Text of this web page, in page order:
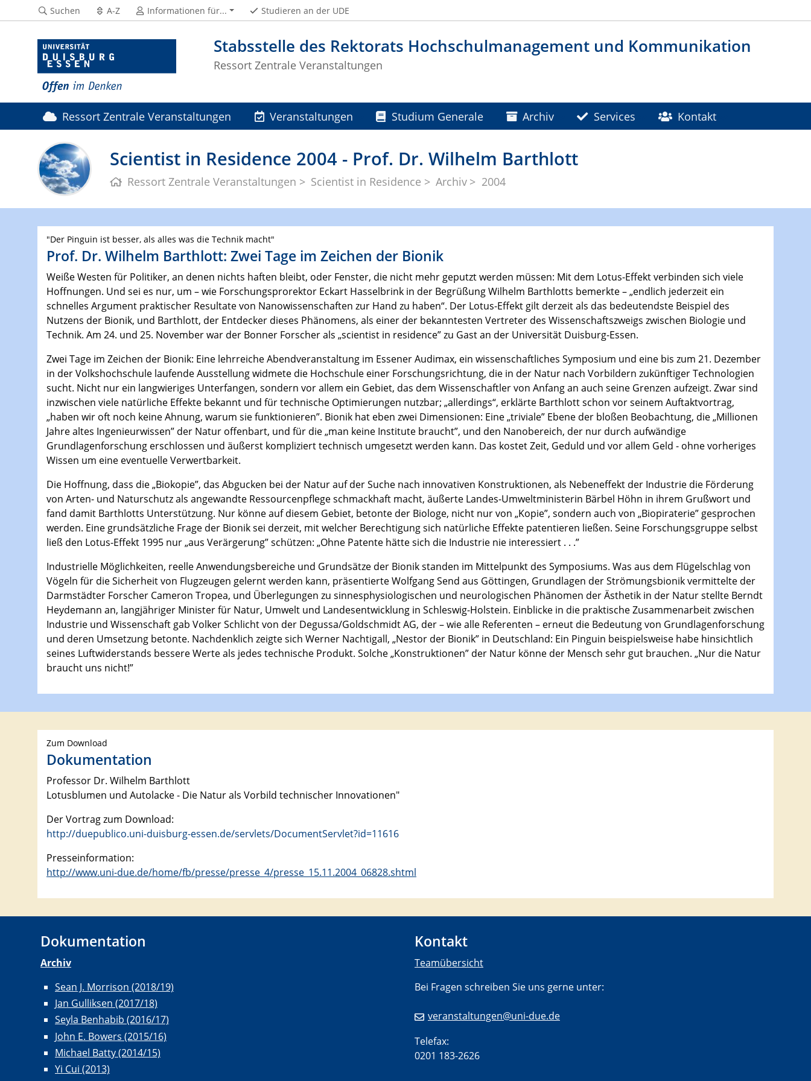
Stabsstelle des Rektorats Hochschulmanagement und Kommunikation
Ressort Zentrale Veranstaltungen
Suchen A-Z Informationen für... Studieren an der UDE
Ressort Zentrale Veranstaltungen Veranstaltungen Studium Generale Archiv Services Kontakt
Scientist in Residence 2004 - Prof. Dr. Wilhelm Barthlott
Ressort Zentrale Veranstaltungen Scientist in Residence Archiv 2004
"Der Pinguin ist besser, als alles was die Technik macht"
Prof. Dr. Wilhelm Barthlott: Zwei Tage im Zeichen der Bionik
Weiße Westen für Politiker, an denen nichts haften bleibt, oder Fenster, die nicht mehr geputzt werden müssen: Mit dem Lotus-Effekt verbinden sich viele
Hoffnungen. Und sei es nur, um – wie Forschungsprorektor Eckart Hasselbrink in der Begrüßung Wilhelm Barthlotts bemerkte – „endlich jederzeit ein
schnelles Argument praktischer Resultate von Nanowissenschaften zur Hand zu haben“. Der Lotus-Effekt gilt derzeit als das bedeutendste Beispiel des
Nutzens der Bionik, und Barthlott, der Entdecker dieses Phänomens, als einer der bekanntesten Vertreter des Wissenschaftszweigs zwischen Biologie und
Technik. Am 24. und 25. November war der Bonner Forscher als „scientist in residence” zu Gast an der Universität Duisburg-Essen.
Zwei Tage im Zeichen der Bionik: Eine lehrreiche Abendveranstaltung im Essener Audimax, ein wissenschaftliches Symposium und eine bis zum 21. Dezember
in der Volkshochschule laufende Ausstellung widmete die Hochschule einer Forschungsrichtung, die in der Natur nach Vorbildern zukünftiger Technologien
sucht. Nicht nur ein langwieriges Unterfangen, sondern vor allem ein Gebiet, das dem Wissenschaftler von Anfang an auch seine Grenzen aufzeigt. Zwar sind
inzwischen viele natürliche Effekte bekannt und für technische Optimierungen nutzbar; „allerdings“, erklärte Barthlott schon vor seinem Auftaktvortrag,
„haben wir oft noch keine Ahnung, warum sie funktionieren”. Bionik hat eben zwei Dimensionen: Eine „triviale” Ebene der bloßen Beobachtung, die „Millionen
Jahre altes Ingenieurwissen” der Natur offenbart, und für die „man keine Institute braucht”, und den Nanobereich, der nur durch aufwändige
Grundlagenforschung erschlossen und äußerst kompliziert technisch umgesetzt werden kann. Das kostet Zeit, Geduld und vor allem Geld - ohne vorheriges
Wissen um eine eventuelle Verwertbarkeit.
Die Hoffnung, dass die „Biokopie”, das Abgucken bei der Natur auf der Suche nach innovativen Konstruktionen, als Nebeneffekt der Industrie die Förderung
von Arten- und Naturschutz als angewandte Ressourcenpflege schmackhaft macht, äußerte Landes-Umweltministerin Bärbel Höhn in ihrem Grußwort und
fand damit Barthlotts Unterstützung. Nur könne auf diesem Gebiet, betonte der Biologe, nicht nur von „Kopie”, sondern auch von „Biopiraterie” gesprochen
werden. Eine grundsätzliche Frage der Bionik sei derzeit, mit welcher Berechtigung sich natürliche Effekte patentieren ließen. Seine Forschungsgruppe selbst
ließ den Lotus-Effekt 1995 nur „aus Verärgerung” schützen: „Ohne Patente hätte sich die Industrie nie interessiert . . .”
Industrielle Möglichkeiten, reelle Anwendungsbereiche und Grundsätze der Bionik standen im Mittelpunkt des Symposiums. Was aus dem Flügelschlag von
Vögeln für die Sicherheit von Flugzeugen gelernt werden kann, präsentierte Wolfgang Send aus Göttingen, Grundlagen der Strömungsbionik vermittelte der
Darmstädter Forscher Cameron Tropea, und Überlegungen zu sinnesphysiologischen und neurologischen Phänomen der Ästhetik in der Natur stellte Berndt
Heydemann an, langjähriger Minister für Natur, Umwelt und Landesentwicklung in Schleswig-Holstein. Einblicke in die praktische Zusammenarbeit zwischen
Industrie und Wissenschaft gab Volker Schlicht von der Degussa/Goldschmidt AG, der – wie alle Referenten – erneut die Bedeutung von Grundlagenforschung
und deren Umsetzung betonte. Nachdenklich zeigte sich Werner Nachtigall, „Nestor der Bionik” in Deutschland: Ein Pinguin beispielsweise habe hinsichtlich
seines Luftwiderstands bessere Werte als jedes technische Produkt. Solche „Konstruktionen” der Natur könne der Mensch sehr gut brauchen. „Nur die Natur
braucht uns nicht!”
Zum Download
Dokumentation
Professor Dr. Wilhelm Barthlott
Lotusblumen und Autolacke - Die Natur als Vorbild technischer Innovationen"
Der Vortrag zum Download:
http://duepublico.uni-duisburg-essen.de/servlets/DocumentServlet?id=11616
Presseinformation:
http://www.uni-due.de/home/fb/presse/presse_4/presse_15.11.2004_06828.shtml
Dokumentation
Archiv
Sean J. Morrison (2018/19)
Jan Gulliksen (2017/18)
Seyla Benhabib (2016/17)
John E. Bowers (2015/16)
Michael Batty (2014/15)
Yi Cui (2013)
Kontakt
Teamübersicht
Bei Fragen schreiben Sie uns gerne unter:
veranstaltungen@uni-due.de
Telefax:
0201 183-2626